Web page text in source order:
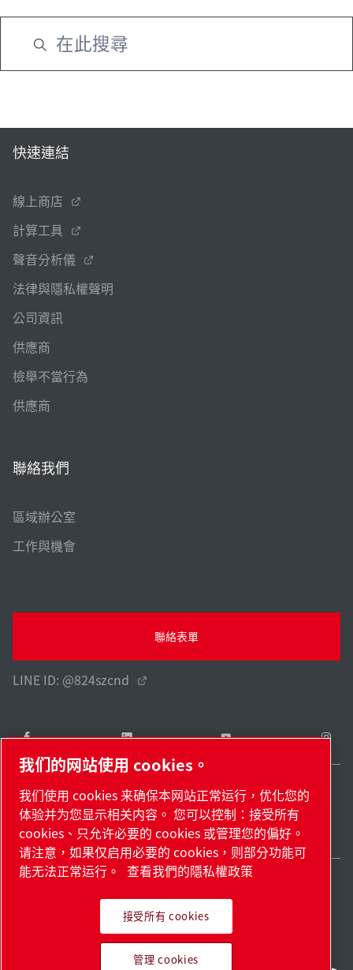
快速連結
線上商店
計算工具
聲音分析儀
法律與隱私權聲明
公司資訊
供應商
檢舉不當行為
供應商
聯絡我們
區域辦公室
工作與機會
聯絡表單
LINE ID: @824szcnd
網站地圖管理 cookies© 2026 著作權。
Taiwan / ZH
領先業界的產品。滿懷熱情
我们的网站使用 cookies。
我们使用 cookies 来确保本网站正常运行，优化您的
体验并为您显示相关内容。 您可以控制：接受所有
cookies、只允许必要的 cookies 或管理您的偏好。
请注意，如果仅启用必要的 cookies，则部分功能可
能无法正常运行。
查看我們的隱私權政策
接受所有 cookies
管理 cookies